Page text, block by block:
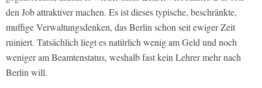
den Job attraktiver machen. Es ist dieses typische, beschränkte,
muffige Verwaltungsdenken, das Berlin schon seit ewiger Zeit
ruiniert. Tatsächlich liegt es natürlich wenig am Geld und noch
weniger am Beamtenstatus, weshalb fast kein Lehrer mehr nach
Berlin will.